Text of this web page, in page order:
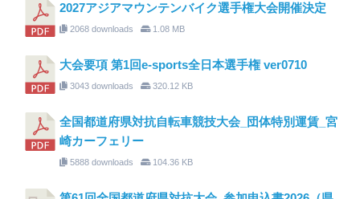
2027アジアマウンテンバイク選手権大会開催決定
2068 downloads 1.08 MB
大会要項 第1回e-sports全日本選手権 ver0710
3043 downloads 320.12 KB
全国都道府県対抗自転車競技大会_団体特別運賃_宮
崎カーフェリー
5888 downloads 104.36 KB